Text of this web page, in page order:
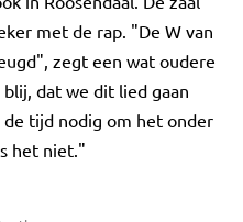
met de rap. "De W van
zegt een wat oudere
dat we dit lied gaan
tijd nodig om het onder
het niet."